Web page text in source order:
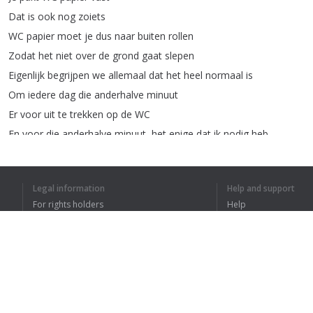
Dat is ook nog zoiets
WC papier moet je dus naar buiten rollen
Zodat het niet over de grond gaat slepen
Eigenlijk begrijpen we allemaal dat het heel normaal is
Om iedere dag die anderhalve minuut
Er voor uit te trekken op de WC
En voor die anderhalve minuut het enige dat ik nodig heb
een WC papiertje
Neem ik mijn tegels af
Legal information
For rights holders
Help and support
Help